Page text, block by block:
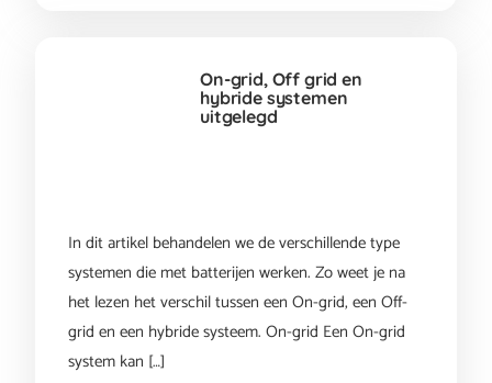
On-grid, Off grid en
hybride systemen
uitgelegd
In dit artikel behandelen we de verschillende type
systemen die met batterijen werken. Zo weet je na
het lezen het verschil tussen een On-grid, een Off-
grid en een hybride systeem. On-grid Een On-grid
system kan […]